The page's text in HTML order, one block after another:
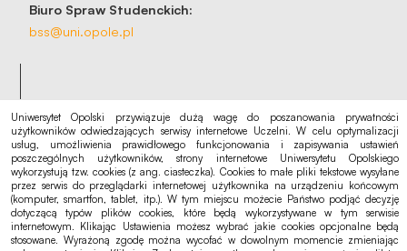
Biuro Spraw Studenckich:
bss@uni.opole.pl
Na skróty
Rekrutacja
Kalendarz akademicki
Punkt logowania eduroam
Uniwersytet Opolski przywiązuje dużą wagę do poszanowania prywatności
użytkowników odwiedzających serwisy internetowe Uczelni. W celu optymalizacji
usług, umożliwienia prawidłowego funkcjonowania i zapisywania ustawień
poszczególnych użytkowników, strony internetowe Uniwersytetu Opolskiego
wykorzystują tzw. cookies (z ang. ciasteczka). Cookies to małe pliki tekstowe wysyłane
przez serwis do przeglądarki internetowej użytkownika na urządzeniu końcowym
(komputer, smartfon, tablet, itp.). W tym miejscu możecie Państwo podjąć decyzję
dotyczącą typów plików cookies, które będą wykorzystywane w tym serwisie
internetowym. Klikając Ustawienia możesz wybrać jakie cookies opcjonalne będą
stosowane. Wyrażoną zgodę można wycofać w dowolnym momencie zmieniając